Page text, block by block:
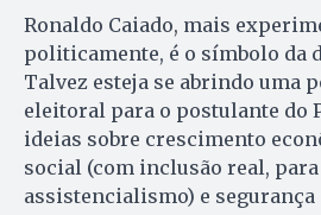
Ronaldo Caiado, mais
politicamente, é o símbolo da
Talvez esteja se abrindo uma
eleitoral para o postulante do
ideias sobre crescimento
social (com inclusão real,
assistencialismo) e segurança